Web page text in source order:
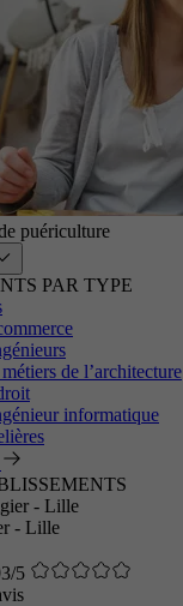
puériculture
PAR TYPE
de l’architecture
informatique
- Lille
5